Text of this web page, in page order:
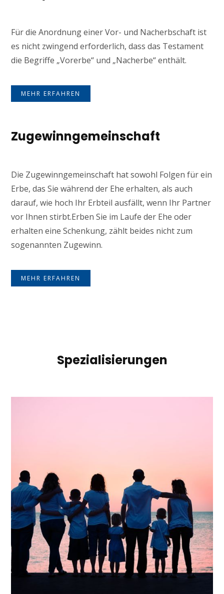
Für die Anordnung einer Vor- und Nacherbschaft ist
es nicht zwingend erforderlich, dass das Testament
die Begriffe „Vorerbe“ und „Nacherbe“ enthält.
MEHR ERFAHREN
Zugewinngemeinschaft
Die Zugewinngemeinschaft hat sowohl Folgen für ein
Erbe, das Sie während der Ehe erhalten, als auch
darauf, wie hoch Ihr Erbteil ausfällt, wenn Ihr Partner
vor Ihnen stirbt.Erben Sie im Laufe der Ehe oder
erhalten eine Schenkung, zählt beides nicht zum
sogenannten Zugewinn.
MEHR ERFAHREN
Spezialisierungen